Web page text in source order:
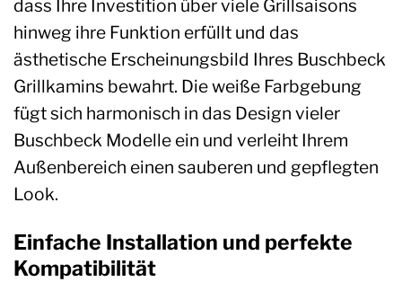
dass Ihre Investition über viele Grillsaisons
hinweg ihre Funktion erfüllt und das
ästhetische Erscheinungsbild Ihres Buschbeck
Grillkamins bewahrt. Die weiße Farbgebung
fügt sich harmonisch in das Design vieler
Buschbeck Modelle ein und verleiht Ihrem
Außenbereich einen sauberen und gepflegten
Look.
Einfache Installation und perfekte
Kompatibilität